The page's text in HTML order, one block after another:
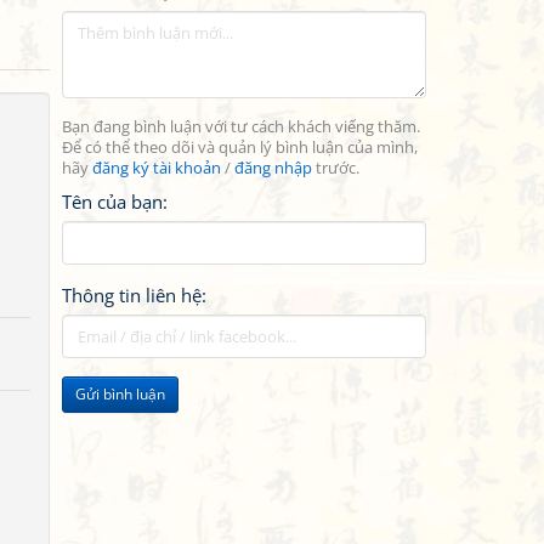
Bạn đang bình luận với tư cách khách viếng thăm.
Để có thể theo dõi và quản lý bình luận của mình,
hãyđăng ký tài khoản /đăng nhậptrước.
Tên của bạn:
Thông tin liên hệ:
Gửi bình luận